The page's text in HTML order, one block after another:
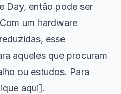
Day, então pode ser
um hardware
esse
aqueles que procuram
ou estudos. Para
aqui].